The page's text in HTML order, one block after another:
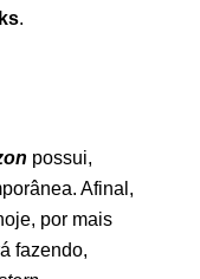
.
possui,
Afinal,
por mais
fazendo,